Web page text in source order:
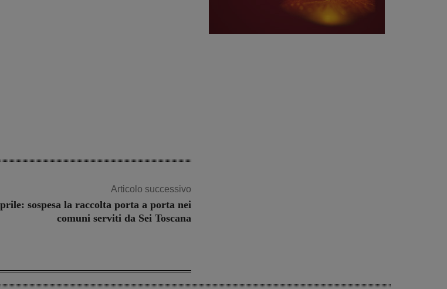
Articolo successivo
sospesa la raccolta porta a porta nei
comuni serviti da Sei Toscana